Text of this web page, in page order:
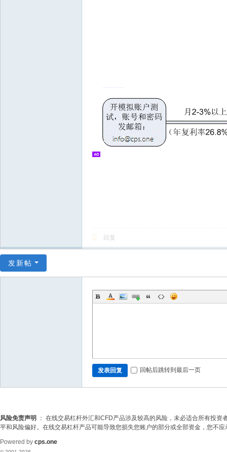
回复
发新帖
发表回复 回帖后跳转到最后一页
风险免责声明
： 在线交易杠杆外汇和CFD产品涉及较高的风险，未必适合所有投
平和风险偏好。在线交易杠杆产品可能导致您损失您账户的部分或全部资金，您不
Powered by cps.one